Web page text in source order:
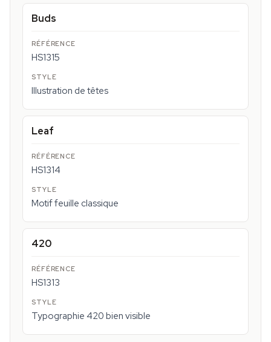
Buds
HS1315
Illustration de têtes
Leaf
HS1314
Motif feuille classique
420
HS1313
Typographie 420 bien visible